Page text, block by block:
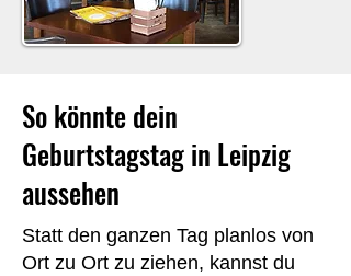
So könnte dein
Geburtstagstag in Leipzig
aussehen
Statt den ganzen Tag planlos von
Ort zu Ort zu ziehen, kannst du